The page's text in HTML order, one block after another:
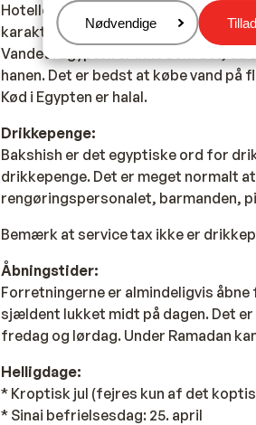
Administrer
Nødvendige
Hotellets/lejlighedens restauranter
karakter.
Vandet i Egypten er ikke som det,
hanen. Det er bedst at købe vand
Kød i Egypten er halal.
Drikkepenge:
Bakshish er det egyptiske ord for
drikkepenge. Det er meget normalt
rengøringspersonalet, barmanden,
Bemærk at service tax ikke er
Åbningstider:
Forretningerne er almindeligvis åbne
sjældent lukket midt på dagen. Det
fredag og lørdag. Under Ramadan
Helligdage:
* Kroptisk jul (fejres kun af det
* Sinai befrielsesdag: 25. april